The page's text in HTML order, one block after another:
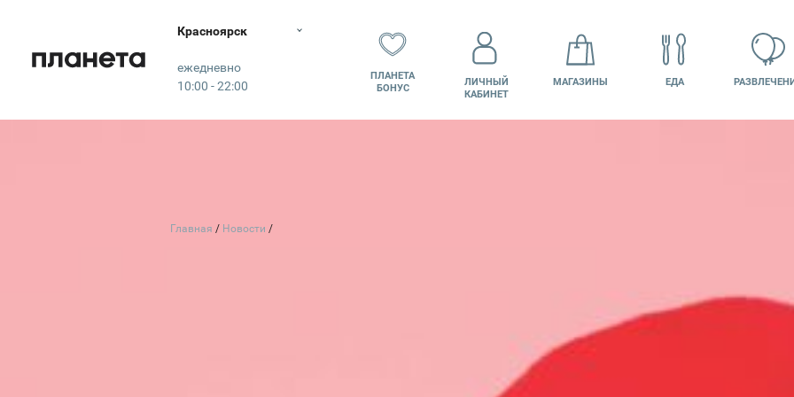
Планета
Красноярск
ежедневно
10:00 - 22:00
ПЛАНЕТА
БОНУС
ЛИЧНЫЙ
КАБИНЕТ
МАГАЗИНЫ ЕДА
Главная Новости